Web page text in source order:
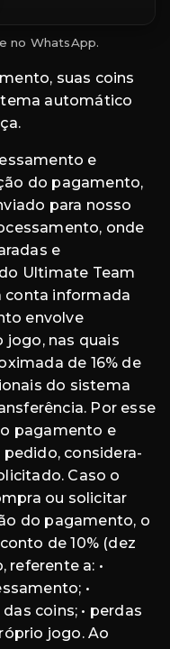
no WhatsApp.
suas coins
automático
e
do pagamento,
para nosso
onde
e
Ultimate Team
conta informada
envolve
jogo, nas quais
de 16% de
do sistema
Por esse
pagamento e
considera-
Caso o
ou solicitar
do pagamento, o
de 10% (dez
referente a: •
•
coins; • perdas
jogo. Ao